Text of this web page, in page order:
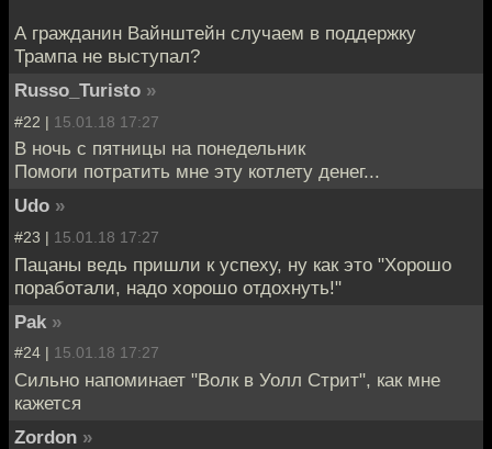
А гражданин Вайнштейн случаем в поддержку
Трампа не выступал?
Russo_Turisto »
#22 | 15.01.18 17:27
В ночь с пятницы на понедельник
Помоги потратить мне эту котлету денег...
Udo »
#23 | 15.01.18 17:27
Пацаны ведь пришли к успеху, ну как это "Хорошо
поработали, надо хорошо отдохнуть!"
Pak »
#24 | 15.01.18 17:27
Сильно напоминает "Волк в Уолл Стрит", как мне
кажется
Zordon »